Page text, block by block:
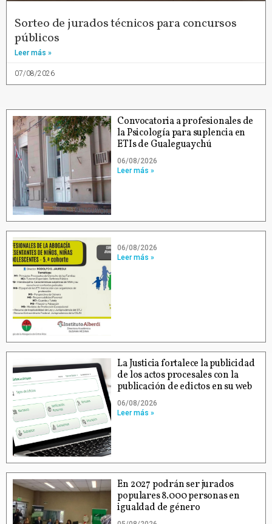
Sorteo de jurados técnicos para concursos
públicos
Leer más »
07/08/2026
Convocatoria a profesionales de
la Psicología para suplencia en
ETIs de Gualeguaychú
06/08/2026
Leer más »
06/08/2026
Leer más »
La Justicia fortalece la publicidad
de los actos procesales con la
publicación de edictos en su web
06/08/2026
Leer más »
En 2027 podrán ser jurados
populares 8.000 personas en
igualdad de género